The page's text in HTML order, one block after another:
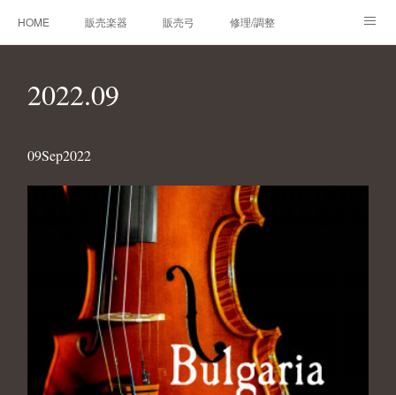
HOME 販売楽器 販売弓 修理/調整
技術帳 プロフィール
2022.09
09Sep2022